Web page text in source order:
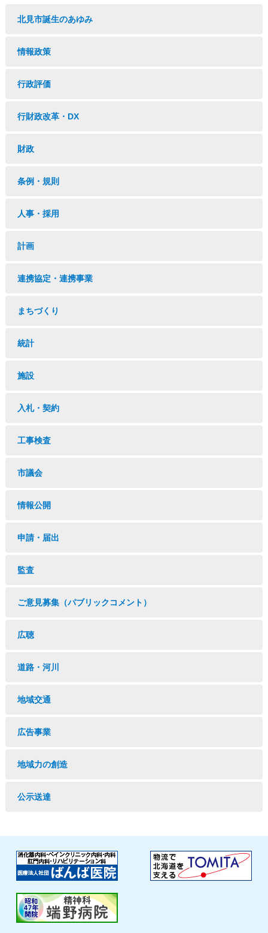
北見市誕生のあゆみ
情報政策
行政評価
行財政改革・DX
財政
条例・規則
人事・採用
計画
連携協定・連携事業
まちづくり
統計
施設
入札・契約
工事検査
市議会
情報公開
申請・届出
監査
ご意見募集（パブリックコメント）
広聴
道路・河川
地域交通
広告事業
地域力の創造
公示送達